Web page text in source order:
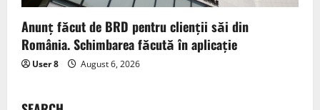
Anunț făcut de BRD pentru clienții săi din
România. Schimbarea făcută în aplicație
User 8 August 6, 2026